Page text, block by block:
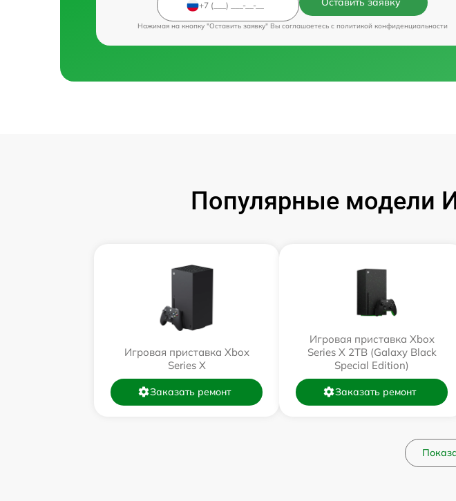
Нажимая на кнопку "Оставить заявку" Вы соглашаетесь c политикой конфиденциальности
Популярные модели
Игровая приставка Xbox
Series X
Заказать ремонт
Игровая приставка Xbox
Series X 2TB (Galaxy Black
Special Edition)
Заказать ремонт